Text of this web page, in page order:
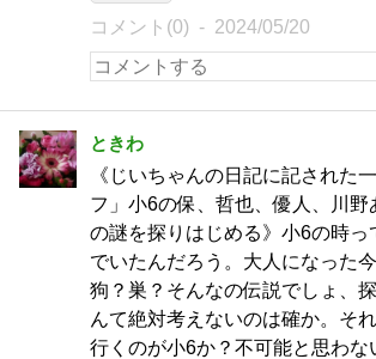
コメント(0) 2024/05/20
ときわ
《じいちゃんの日記に記された
フ」小6の保、哲也、優人、川野
の謎を探りはじめる》小6の時っ
でいたんだろう。大人になった
狗？巣？そんなの伝説でしょ、
んて絶対考えないのは確か。そ
行くのが小6か？不可能と思わな